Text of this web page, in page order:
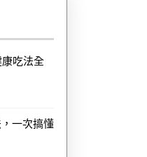
吃法全
一次搞懂